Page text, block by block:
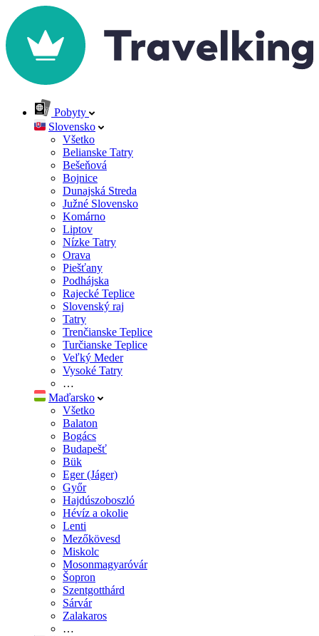
Pobyty
Slovensko
Všetko
Belianske Tatry
Bešeňová
Bojnice
Dunajská Streda
Južné Slovensko
Komárno
Liptov
Nízke Tatry
Orava
Piešťany
Podhájska
Rajecké Teplice
Slovenský raj
Tatry
Trenčianske Teplice
Turčianske Teplice
Veľký Meder
Vysoké Tatry
…
Maďarsko
Všetko
Balaton
Bogács
Budapešť
Bük
Eger (Jáger)
Győr
Hajdúszoboszló
Hévíz a okolie
Lenti
Mezőkövesd
Miskolc
Mosonmagyaróvár
Šopron
Szentgotthárd
Sárvár
Zalakaros
…